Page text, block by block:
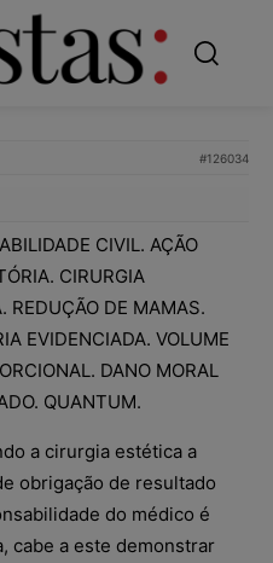
#126034
CIVIL. AÇÃO
CIRURGIA
REDUÇÃO DE MAMAS.
EVIDENCIADA. VOLUME
DANO MORAL
QUANTUM.
a cirurgia estética a
obrigação de resultado
do médico é
cabe a este demonstrar